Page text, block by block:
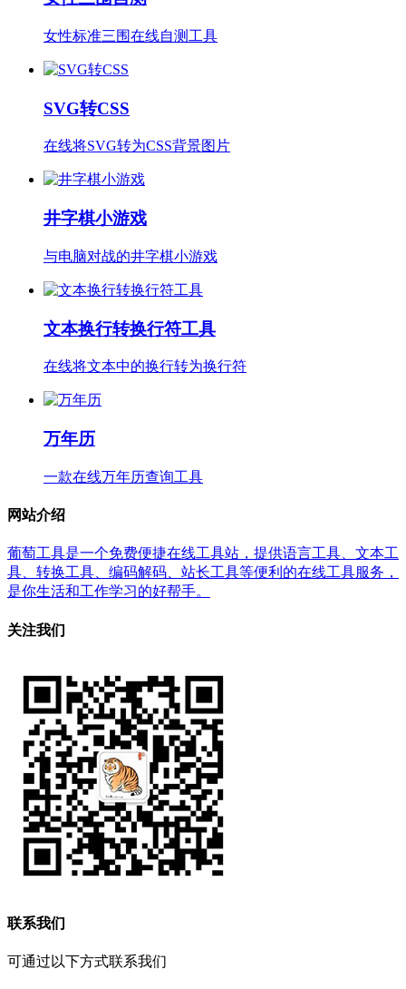
女性标准三围在线自测工具
SVG转CSS
在线将SVG转为CSS背景图片
井字棋小游戏
与电脑对战的井字棋小游戏
文本换行转换行符工具
在线将文本中的换行转为换行符
万年历
一款在线万年历查询工具
网站介绍
葡萄工具是一个免费便捷在线工具站，提供语言工具、文本工
具、转换工具、编码解码、站长工具等便利的在线工具服务，
是你生活和工作学习的好帮手。
关注我们
联系我们
可通过以下方式联系我们